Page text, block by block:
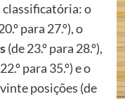
classificatória: o
para 27.º), o
(de 23.º para 28.º),
para 35.º) e o
posições (de